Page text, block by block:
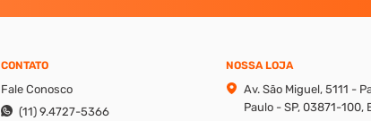
CONTATO
Fale Conosco
(11) 9.4727-5366
NOSSA LOJA
Av. São Miguel, 5111 -
Paulo - SP, 03871-100,